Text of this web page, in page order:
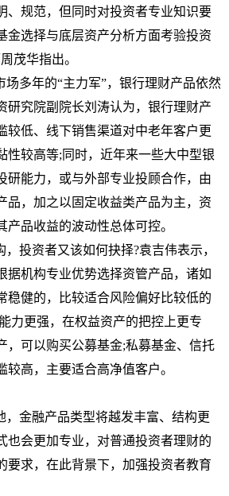
、规范，但同时对投资者专业知识要
金选择与底层资产分析方面考验投资
茂华指出。
场多年的“主力军”，银行理财产品依然
研究院副院长刘涛认为，银行理财产
较低、线下销售渠道对中老年客户更
性较高等;同时， 近年来一些大中型银
研能力，或与外部专业投顾合作，由
品，加之以固定收益类产品为主，资
产品收益的波动性总体可控。
投资者又该如何抉择?袁吉伟表示，
据机构专业优势选择资管产品，诸如
稳健的，比较适合风险偏好比较低的
力更强，在权益资产的把控上更专
，可以购买公募基金;私募基金、信托
较高，主要适合高净值客户。
金融产品类型将越发丰富、结构更
也会更加专业，对普通投资者理财的
要求，在此背景下，加强投资者教育